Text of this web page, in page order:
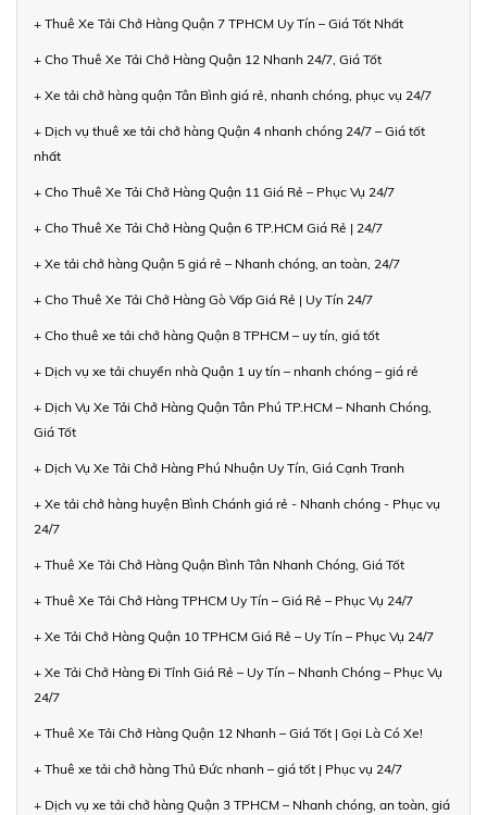
+ Thuê Xe Tải Chở Hàng Quận 7 TPHCM Uy Tín – Giá Tốt Nhất
+ Cho Thuê Xe Tải Chở Hàng Quận 12 Nhanh 24/7, Giá Tốt
+ Xe tải chở hàng quận Tân Bình giá rẻ, nhanh chóng, phục vụ 24/7
+ Dịch vụ thuê xe tải chở hàng Quận 4 nhanh chóng 24/7 – Giá tốt
nhất
+ Cho Thuê Xe Tải Chở Hàng Quận 11 Giá Rẻ – Phục Vụ 24/7
+ Cho Thuê Xe Tải Chở Hàng Quận 6 TP.HCM Giá Rẻ | 24/7
+ Xe tải chở hàng Quận 5 giá rẻ – Nhanh chóng, an toàn, 24/7
+ Cho Thuê Xe Tải Chở Hàng Gò Vấp Giá Rẻ | Uy Tín 24/7
+ Cho thuê xe tải chở hàng Quận 8 TPHCM – uy tín, giá tốt
+ Dịch vụ xe tải chuyển nhà Quận 1 uy tín – nhanh chóng – giá rẻ
+ Dịch Vụ Xe Tải Chở Hàng Quận Tân Phú TP.HCM – Nhanh Chóng,
Giá Tốt
+ Dịch Vụ Xe Tải Chở Hàng Phú Nhuận Uy Tín, Giá Cạnh Tranh
+ Xe tải chở hàng huyện Bình Chánh giá rẻ - Nhanh chóng - Phục vụ
24/7
+ Thuê Xe Tải Chở Hàng Quận Bình Tân Nhanh Chóng, Giá Tốt
+ Thuê Xe Tải Chở Hàng TPHCM Uy Tín – Giá Rẻ – Phục Vụ 24/7
+ Xe Tải Chở Hàng Quận 10 TPHCM Giá Rẻ – Uy Tín – Phục Vụ 24/7
+ Xe Tải Chở Hàng Đi Tỉnh Giá Rẻ – Uy Tín – Nhanh Chóng – Phục Vụ
24/7
+ Thuê Xe Tải Chở Hàng Quận 12 Nhanh – Giá Tốt | Gọi Là Có Xe!
+ Thuê xe tải chở hàng Thủ Đức nhanh – giá tốt | Phục vụ 24/7
+ Dịch vụ xe tải chở hàng Quận 3 TPHCM – Nhanh chóng, an toàn, giá